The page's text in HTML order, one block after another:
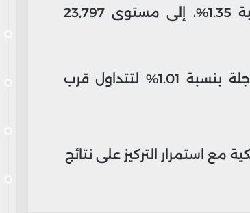
صعدت عقود مؤشر ناسداك 100 الآجلة بنسبة 1.35%، إلى مستوى 23,797
ارتفعت عقود مؤشر ستاندرد آند بورز 500 الآجلة بنسبة 1.01% لتتداول قرب
مع استمرار التركيز على نتائج